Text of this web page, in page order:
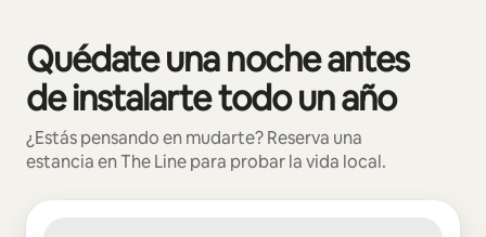
Quédate una noche antes
de instalarte todo un año
¿Estás pensando en mudarte? Reserva una
estancia en The Line para probar la vida local.
Mostrando 0 de 0 elementos